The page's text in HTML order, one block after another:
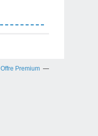
Offre Premium